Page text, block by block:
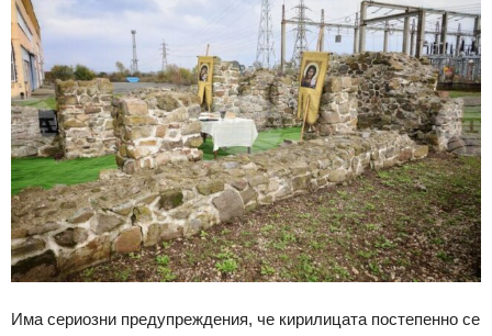
Има сериозни предупреждения, че кирилицата постепенно се